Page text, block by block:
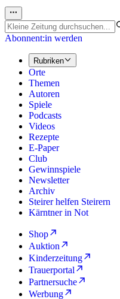
Abonnent:in werden
Rubriken
Orte
Themen
Autoren
Spiele
Podcasts
Videos
Rezepte
E-Paper
Club
Gewinnspiele
Newsletter
Archiv
Steirer helfen Steirern
Kärntner in Not
Shop
Auktion
Kinderzeitung
Trauerportal
Partnersuche
Werbung